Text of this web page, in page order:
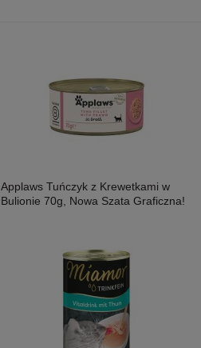
Applaws Tuńczyk z Krewetkami w
Bulionie 70g, Nowa Szata Graficzna!